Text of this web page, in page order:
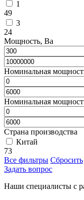
1
49
3
24
Мощность, Ва
Номинальная
Номинальная
Страна производства
Китай
73
Все фильтры Сбросить
Задать вопрос
Наши специалисты с